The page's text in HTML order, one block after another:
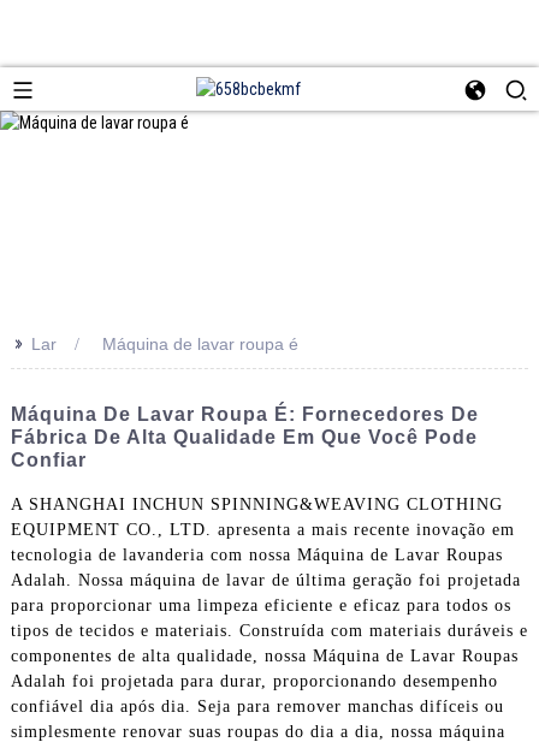
>> Lar Máquina de lavar roupa é
Máquina De Lavar Roupa É: Fornecedores De
Fábrica De Alta Qualidade Em Que Você Pode
Confiar
A SHANGHAI INCHUN SPINNING&WEAVING CLOTHING
EQUIPMENT CO., LTD. apresenta a mais recente inovação em
tecnologia de lavanderia com nossa Máquina de Lavar Roupas
Adalah. Nossa máquina de lavar de última geração foi projetada
para proporcionar uma limpeza eficiente e eficaz para todos os
tipos de tecidos e materiais. Construída com materiais duráveis ​​e
componentes de alta qualidade, nossa Máquina de Lavar Roupas
Adalah foi projetada para durar, proporcionando desempenho
confiável dia após dia. Seja para remover manchas difíceis ou
simplesmente renovar suas roupas do dia a dia, nossa máquina